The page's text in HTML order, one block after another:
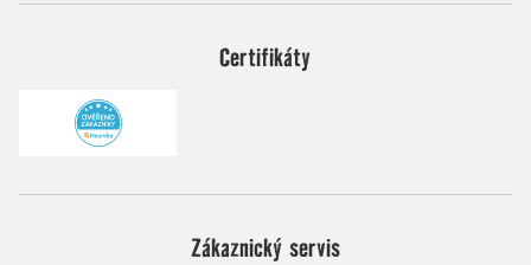
Certifikáty
Zákaznický servis